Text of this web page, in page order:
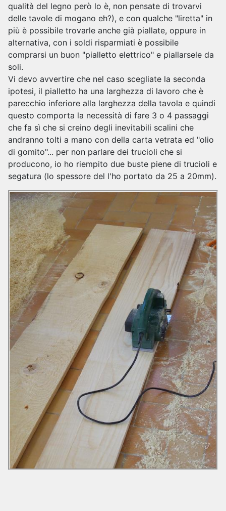
qualità del legno però lo è, non pensate di trovarvi
delle tavole di mogano eh?), e con qualche "liretta" in
più è possibile trovarle anche già piallate, oppure in
alternativa, con i soldi risparmiati è possibile
comprarsi un buon "pialletto elettrico" e piallarsele da
soli.
Vi devo avvertire che nel caso scegliate la seconda
ipotesi, il pialletto ha una larghezza di lavoro che è
parecchio inferiore alla larghezza della tavola e quindi
questo comporta la necessità di fare 3 o 4 passaggi
che fa sì che si creino degli inevitabili scalini che
andranno tolti a mano con della carta vetrata ed "olio
di gomito"... per non parlare dei trucioli che si
producono, io ho riempito due buste piene di trucioli e
segatura (lo spessore del l'ho portato da 25 a 20mm).